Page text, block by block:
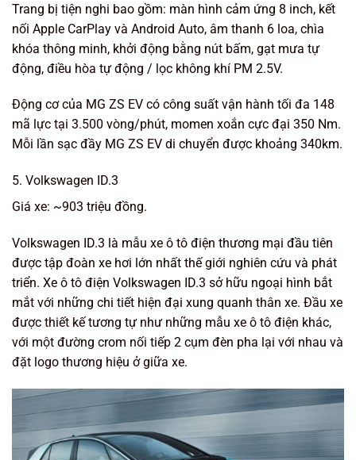
Trang bị tiện nghi bao gồm: màn hình cảm ứng 8 inch, kết
nối Apple CarPlay và Android Auto, âm thanh 6 loa, chìa
khóa thông minh, khởi động bằng nút bấm, gạt mưa tự
động, điều hòa tự động / lọc không khí PM 2.5V.
Động cơ của MG ZS EV có công suất vận hành tối đa 148
mã lực tại 3.500 vòng/phút, momen xoắn cực đại 350 Nm.
Mỗi lần sạc đầy MG ZS EV di chuyển được khoảng 340km.
5. Volkswagen ID.3
Giá xe: ~903 triệu đồng.
Volkswagen ID.3 là mẫu xe ô tô điện thương mại đầu tiên
được tập đoàn xe hơi lớn nhất thế giới nghiên cứu và phát
triển. Xe ô tô điện Volkswagen ID.3 sở hữu ngoại hình bắt
mắt với những chi tiết hiện đại xung quanh thân xe. Đầu xe
được thiết kế tương tự như những mẫu xe ô tô điện khác,
với một đường crom nối tiếp 2 cụm đèn pha lại với nhau và
đặt logo thương hiệu ở giữa xe.